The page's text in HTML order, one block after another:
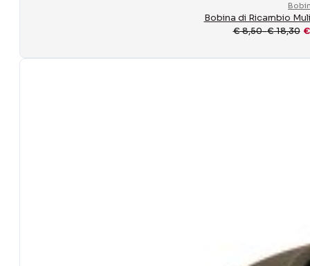
Bobina di Ricambio
€8,50-€18,30 €